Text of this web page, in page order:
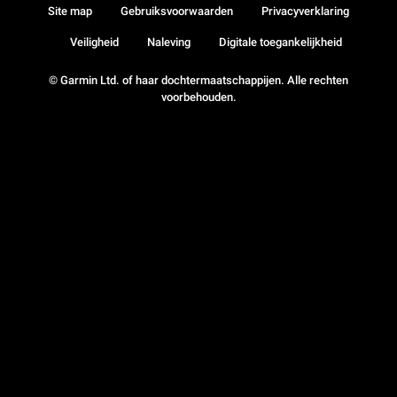
© Garmin Ltd. of haar dochtermaatschappijen. Alle rechten
voorbehouden.
Site map Gebruiksvoorwaarden Privacyverklaring
Veiligheid Naleving Digitale toegankelijkheid